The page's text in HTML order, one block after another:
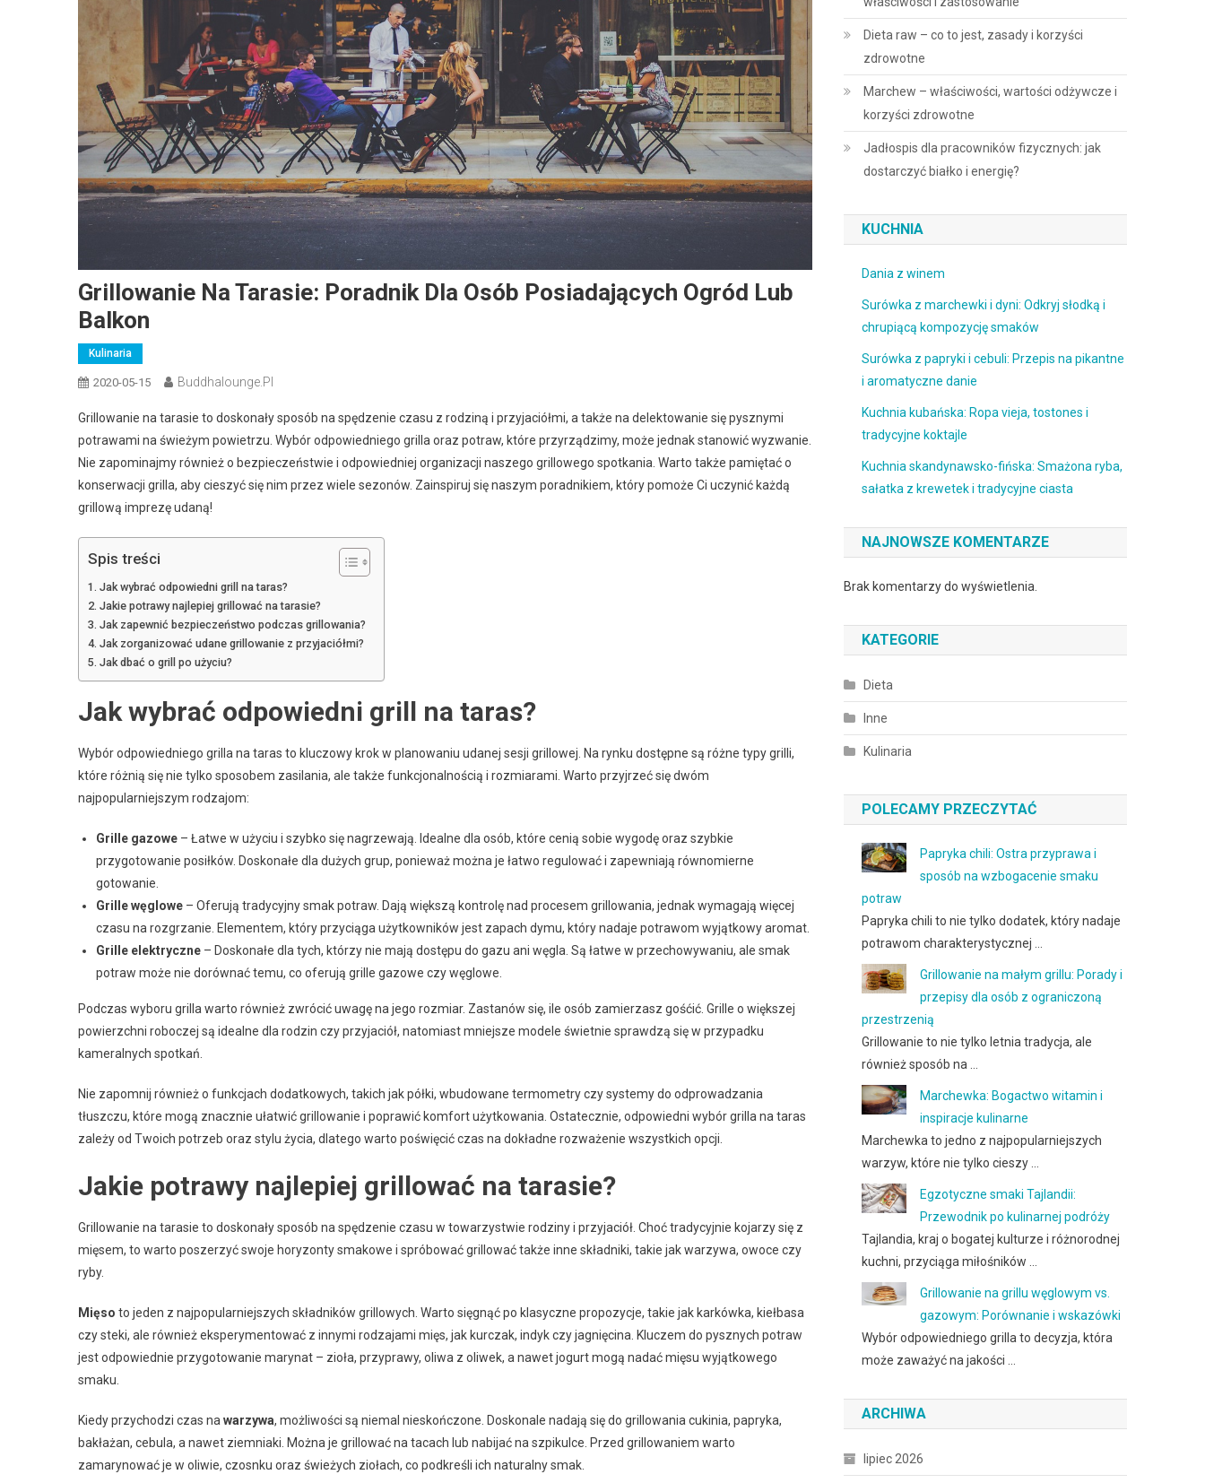
Grillowanie Na Tarasie: Poradnik Dla Osób Posiadających Ogród Lub
Balkon
Kulinaria
2020-05-15 Buddhalounge.pl
Grillowanie na tarasie to doskonały sposób na spędzenie czasu z rodziną i przyjaciółmi, a także na delektowanie się pysznymi
potrawami na świeżym powietrzu. Wybór odpowiedniego grilla oraz potraw, które przyrządzimy, może jednak stanowić wyzwanie.
Nie zapominajmy również o bezpieczeństwie i odpowiedniej organizacji naszego grillowego spotkania. Warto także pamiętać o
konserwacji grilla, aby cieszyć się nim przez wiele sezonów. Zainspiruj się naszym poradnikiem, który pomoże Ci uczynić każdą
grillową imprezę udaną!
Spis treści
Jak wybrać odpowiedni grill na taras?
Jakie potrawy najlepiej grillować na tarasie?
Jak zapewnić bezpieczeństwo podczas grillowania?
Jak zorganizować udane grillowanie z przyjaciółmi?
Jak dbać o grill po użyciu?
Jak wybrać odpowiedni grill na taras?
Wybór odpowiedniego grilla na taras to kluczowy krok w planowaniu udanej sesji grillowej. Na rynku dostępne są różne typy grilli,
które różnią się nie tylko sposobem zasilania, ale także funkcjonalnością i rozmiarami. Warto przyjrzeć się dwóm
najpopularniejszym rodzajom:
Grille gazowe – Łatwe w użyciu i szybko się nagrzewają. Idealne dla osób, które cenią sobie wygodę oraz szybkie
przygotowanie posiłków. Doskonałe dla dużych grup, ponieważ można je łatwo regulować i zapewniają równomierne
gotowanie.
Grille węglowe – Oferują tradycyjny smak potraw. Dają większą kontrolę nad procesem grillowania, jednak wymagają więcej
czasu na rozgrzanie. Elementem, który przyciąga użytkowników jest zapach dymu, który nadaje potrawom wyjątkowy aromat.
Grille elektryczne – Doskonałe dla tych, którzy nie mają dostępu do gazu ani węgla. Są łatwe w przechowywaniu, ale smak
potraw może nie dorównać temu, co oferują grille gazowe czy węglowe.
Podczas wyboru grilla warto również zwrócić uwagę na jego rozmiar. Zastanów się, ile osób zamierzasz gośćić. Grille o większej
powierzchni roboczej są idealne dla rodzin czy przyjaciół, natomiast mniejsze modele świetnie sprawdzą się w przypadku
kameralnych spotkań.
Nie zapomnij również o funkcjach dodatkowych, takich jak półki, wbudowane termometry czy systemy do odprowadzania
tłuszczu, które mogą znacznie ułatwić grillowanie i poprawić komfort użytkowania. Ostatecznie, odpowiedni wybór grilla na taras
zależy od Twoich potrzeb oraz stylu życia, dlatego warto poświęcić czas na dokładne rozważenie wszystkich opcji.
Jakie potrawy najlepiej grillować na tarasie?
Grillowanie na tarasie to doskonały sposób na spędzenie czasu w towarzystwie rodziny i przyjaciół. Choć tradycyjnie kojarzy się z
mięsem, to warto poszerzyć swoje horyzonty smakowe i spróbować grillować także inne składniki, takie jak warzywa, owoce czy
ryby.
Mięso to jeden z najpopularniejszych składników grillowych. Warto sięgnąć po klasyczne propozycje, takie jak karkówka, kiełbasa
czy steki, ale również eksperymentować z innymi rodzajami mięs, jak kurczak, indyk czy jagnięcina. Kluczem do pysznych potraw
jest odpowiednie przygotowanie marynat – zioła, przyprawy, oliwa z oliwek, a nawet jogurt mogą nadać mięsu wyjątkowego
smaku.
Kiedy przychodzi czas na warzywa, możliwości są niemal nieskończone. Doskonale nadają się do grillowania cukinia, papryka,
bakłażan, cebula, a nawet ziemniaki. Można je grillować na tacach lub nabijać na szpikulce. Przed grillowaniem warto
zamarynować je w oliwie, czosnku oraz świeżych ziołach, co podkreśli ich naturalny smak.
Dieta raw – co to jest, zasady i korzyści
zdrowotne
Marchew – właściwości, wartości odżywcze i
korzyści zdrowotne
Jadłospis dla pracowników fizycznych: jak
dostarczyć białko i energię?
KUCHNIA
Dania z winem
Surówka z marchewki i dyni: Odkryj słodką i
chrupiącą kompozycję smaków
Surówka z papryki i cebuli: Przepis na pikantne
i aromatyczne danie
Kuchnia kubańska: Ropa vieja, tostones i
tradycyjne koktajle
Kuchnia skandynawsko-fińska: Smażona ryba,
sałatka z krewetek i tradycyjne ciasta
NAJNOWSZE KOMENTARZE
Brak komentarzy do wyświetlenia.
KATEGORIE
Dieta
Inne
Kulinaria
POLECAMY PRZECZYTAĆ
Papryka chili: Ostra przyprawa i
sposób na wzbogacenie smaku
potraw
Papryka chili to nie tylko dodatek, który nadaje
potrawom charakterystycznej …
Grillowanie na małym grillu: Porady i
przepisy dla osób z ograniczoną
przestrzenią
Grillowanie to nie tylko letnia tradycja, ale
również sposób na …
Marchewka: Bogactwo witamin i
inspiracje kulinarne
Marchewka to jedno z najpopularniejszych
warzyw, które nie tylko cieszy …
Egzotyczne smaki Tajlandii:
Przewodnik po kulinarnej podróży
Tajlandia, kraj o bogatej kulturze i różnorodnej
kuchni, przyciąga miłośników …
Grillowanie na grillu węglowym vs.
gazowym: Porównanie i wskazówki
Wybór odpowiedniego grilla to decyzja, która
może zaważyć na jakości …
ARCHIWA
lipiec 2026